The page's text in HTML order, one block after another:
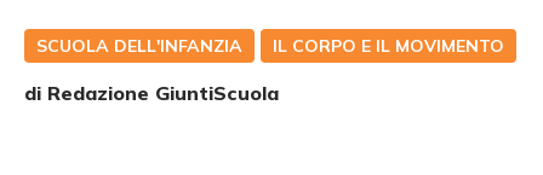
SCUOLA DELL'INFANZIA IL CORPO E IL MOVIMENTO
di Redazione GiuntiScuola